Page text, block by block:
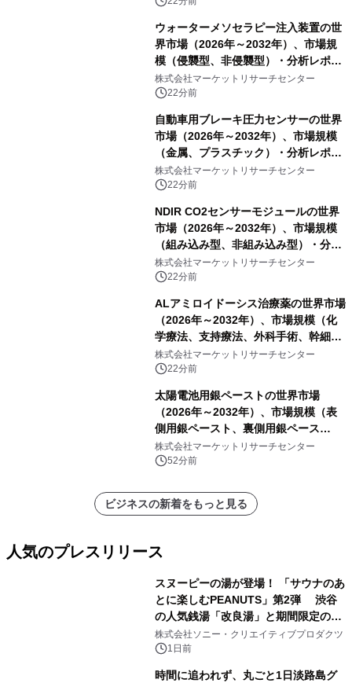
ウォーターメソセラピー注入装置の世
界市場（2026年～2032年）、市場規
模（侵襲型、非侵襲型）・分析レポー
トを発表
株式会社マーケットリサーチセンター
22分前
自動車用ブレーキ圧力センサーの世界
市場（2026年～2032年）、市場規模
（金属、プラスチック）・分析レポー
トを発表
株式会社マーケットリサーチセンター
22分前
NDIR CO2センサーモジュールの世界
市場（2026年～2032年）、市場規模
（組み込み型、非組み込み型）・分析
レポートを発表
株式会社マーケットリサーチセンター
22分前
ALアミロイドーシス治療薬の世界市場
（2026年～2032年）、市場規模（化
学療法、支持療法、外科手術、幹細胞
移植、標的療法）・分析レポートを発
表
株式会社マーケットリサーチセンター
22分前
太陽電池用銀ペーストの世界市場
（2026年～2032年）、市場規模（表
側用銀ペースト、裏側用銀ペース
ト）・分析レポートを発表
株式会社マーケットリサーチセンター
52分前
ビジネスの新着をもっと見る
人気のプレスリリース
スヌーピーの湯が登場！ 「サウナのあ
とに楽しむPEANUTS」第2弾 渋谷
の人気銭湯「改良湯」と期間限定のコ
ラボレーション サウナイキタイコラ
ボグッズも発売決定！
株式会社ソニー・クリエイティブプロダクツ
1日前
時間に追われず、丸ごと1日淡路島グ